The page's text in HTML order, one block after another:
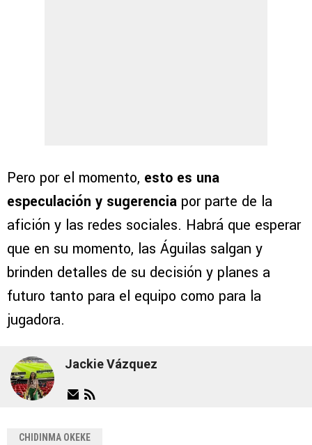
Pero por el momento, esto es una
especulación y sugerencia por parte de la
afición y las redes sociales. Habrá que esperar
que en su momento, las Águilas salgan y
brinden detalles de su decisión y planes a
futuro tanto para el equipo como para la
jugadora.
Jackie Vázquez
CHIDINMA OKEKE